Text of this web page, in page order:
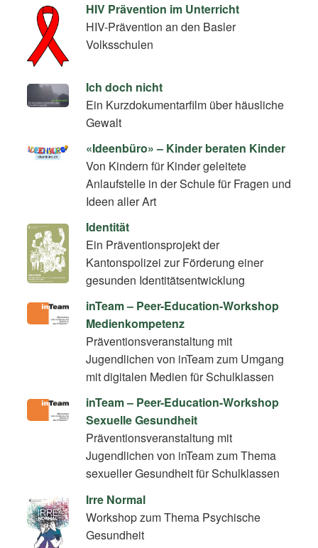
HIV Prävention im Unterricht
HIV-Prävention an den Basler
Volksschulen
Ich doch nicht
Ein Kurzdokumentarfilm über häusliche
Gewalt
«Ideenbüro» – Kinder beraten Kinder
Von Kindern für Kinder geleitete
Anlaufstelle in der Schule für Fragen und
Ideen aller Art
Identität
Ein Präventionsprojekt der
Kantonspolizei zur Förderung einer
gesunden Identitätsentwicklung
inTeam – Peer-Education-Workshop
Medienkompetenz
Präventionsveranstaltung mit
Jugendlichen von inTeam zum Umgang
mit digitalen Medien für Schulklassen
inTeam – Peer-Education-Workshop
Sexuelle Gesundheit
Präventionsveranstaltung mit
Jugendlichen von inTeam zum Thema
sexueller Gesundheit für Schulklassen
Irre Normal
Workshop zum Thema Psychische
Gesundheit